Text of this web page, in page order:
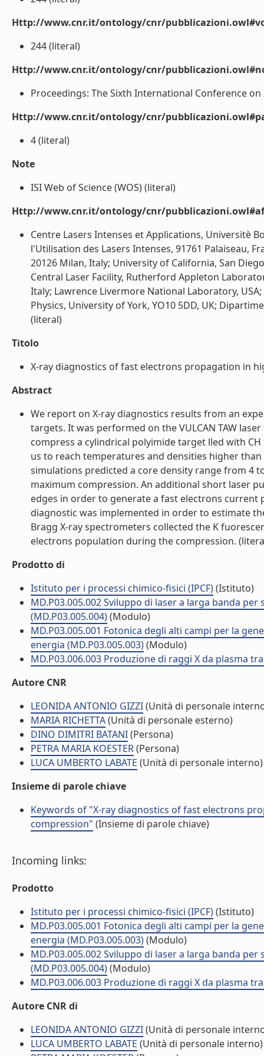
Http://www.cnr.it/ontology/cnr/
244 (literal)
Http://www.cnr.it/ontology/cnr/
Proceedings: The Sixth International Conference
Http://www.cnr.it/ontology/cnr/
4 (literal)
Note
ISI Web of Science (WOS) (literal)
Http://www.cnr.it/ontology/cnr/
Centre Lasers Intenses et Applications, Universitè
l'Utilisation des Lasers Intenses, 91761 Palaiseau,
20126 Milan, Italy; University of California, San
Central Laser Facility, Rutherford Appleton
Italy; Lawrence Livermore National Laboratory,
Physics, University of York, YO10 5DD, UK;
(literal)
Titolo
X-ray diagnostics of fast electrons propagation in
Abstract
We report on X-ray diagnostics results from an
targets. It was performed on the VULCAN TAW
compress a cylindrical polyimide target lled with
us to reach temperatures and densities higher
simulations predicted a core density range from 4
maximum compression. An additional short laser
edges in order to generate a fast electrons
diagnostic was implemented in order to estimate
Bragg X-ray spectrometers collected the K
electrons population during the compression.
Prodotto di
Istituto per i processi chimico-fisici (IPCF)(Istituto)
MD.P03.005.002 Sviluppo di laser a larga banda
(MD.P03.005.004)(Modulo)
MD.P03.005.001 Fotonica degli alti campi per la
energia (MD.P03.005.003)(Modulo)
MD.P03.006.003 Produzione di raggi X da plasma
Autore CNR
LEONIDA ANTONIO GIZZI(Unità di personale
MARIA RICHETTA(Unità di personale esterno)
DINO DIMITRI BATANI(Persona)
PETRA MARIA KOESTER(Persona)
LUCA UMBERTO LABATE (Unità di personale interno)
Insieme di parole chiave
Keywords of "X-ray diagnostics of fast electrons
compression" (Insieme di parole chiave)
Incoming links:
Prodotto
Istituto per i processi chimico-fisici (IPCF)(Istituto)
MD.P03.005.001 Fotonica degli alti campi per la
energia (MD.P03.005.003)(Modulo)
MD.P03.005.002 Sviluppo di laser a larga banda
(MD.P03.005.004)(Modulo)
MD.P03.006.003 Produzione di raggi X da plasma
Autore CNR di
LEONIDA ANTONIO GIZZI(Unità di personale
LUCA UMBERTO LABATE (Unità di personale interno)